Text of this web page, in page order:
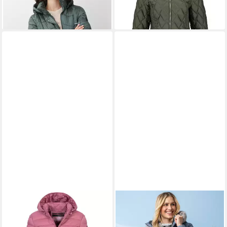
abnehmbarer Kapuze
GEOGRAPHICAL NORWAY
Steppmantel Damen Herbst
BARBARA LEBEK
Steppmantel